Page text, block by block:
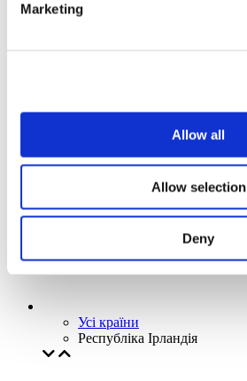
Marketing
Allow all
Allow selection
Deny
Наша спецпропозиція
Без піджанру
Усі країни
Республіка Ірландія